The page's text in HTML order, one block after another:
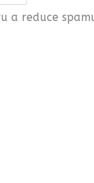
a reduce